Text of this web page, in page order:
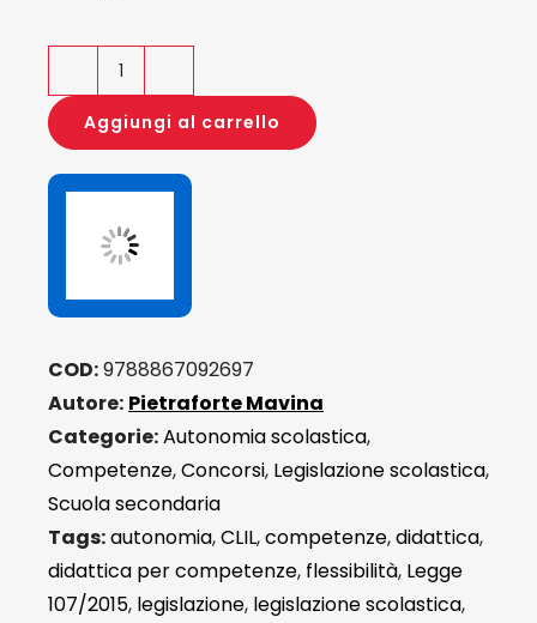
Il
punto
sulla
normativa
e
sulla
per
quantità
Aggiungi al carrello
COD:9788867092697
Autore: Pietraforte Mavina
Categorie:Autonomia scolastica,
Competenze,Concorsi, Legislazione scolastica,
Scuola secondaria
Tags:autonomia,CLIL,competenze,didattica,
didattica per competenze, flessibilità, Legge
107/2015, legislazione, legislazione scolastica,